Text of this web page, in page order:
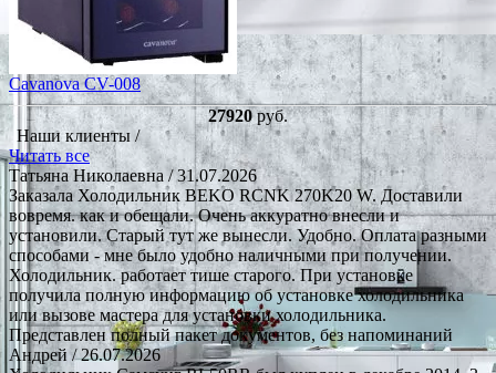
Cavanova CV-008
27920руб.
Наши клиенты /
Читать все
Татьяна Николаевна / 31.07.2026
Заказала Холодильник BEKO RCNK 270K20 W. Доставили
вовремя. как и обещали. Очень аккуратно внесли и
установили. Старый тут же вынесли. Удобно. Оплата разными
способами - мне было удобно наличными при получении.
Холодильник. работает тише старого. При установке
получила полную информацию об установке холодильника
или вызове мастера для установки холодильника.
Представлен полный пакет документов, без напоминаний
Андрей/ 26.07.2026